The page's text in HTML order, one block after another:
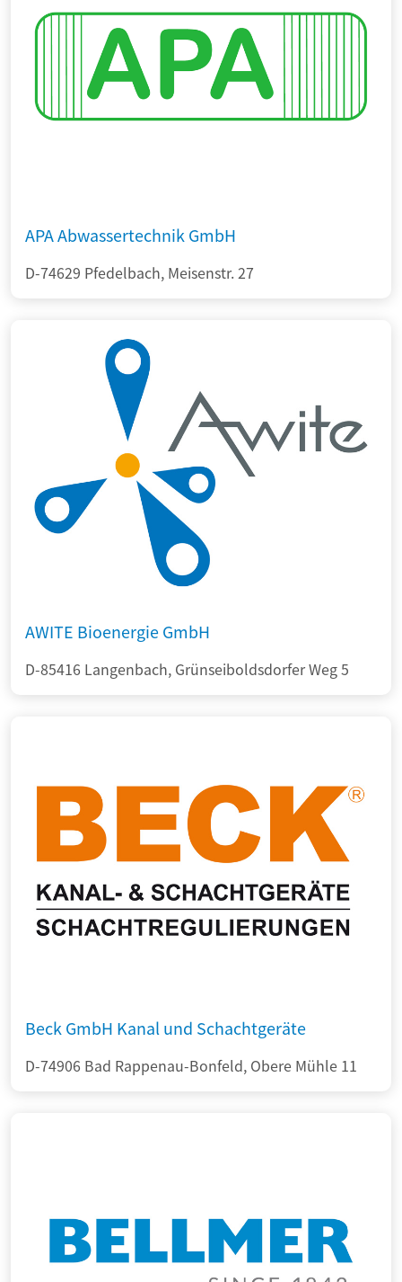
APA Abwassertechnik GmbH
D-74629 Pfedelbach, Meisenstr. 27
AWITE Bioenergie GmbH
D-85416 Langenbach, Grünseiboldsdorfer Weg 5
Beck GmbH Kanal und Schachtgeräte
D-74906 Bad Rappenau-Bonfeld, Obere Mühle 11